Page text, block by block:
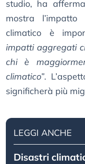
studio, ha
mostra
climatico è
impatti aggregati
chi è
climatico”.
significherà più
LEGGI ANCHE
Disastri